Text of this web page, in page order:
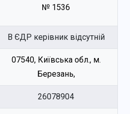
№ 1536
В ЄДР керівник відсутній
07540, Київська обл., м.
Березань,
26078904